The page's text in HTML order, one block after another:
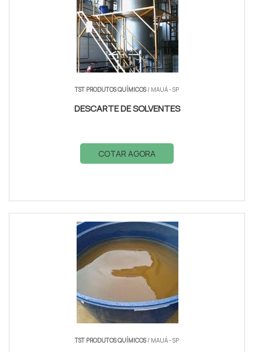
TST PRODUTOS QUÍMICOS/ MAUÁ - SP
DESCARTE DE SOLVENTES
COTAR AGORA
TST PRODUTOS QUÍMICOS/ MAUÁ - SP